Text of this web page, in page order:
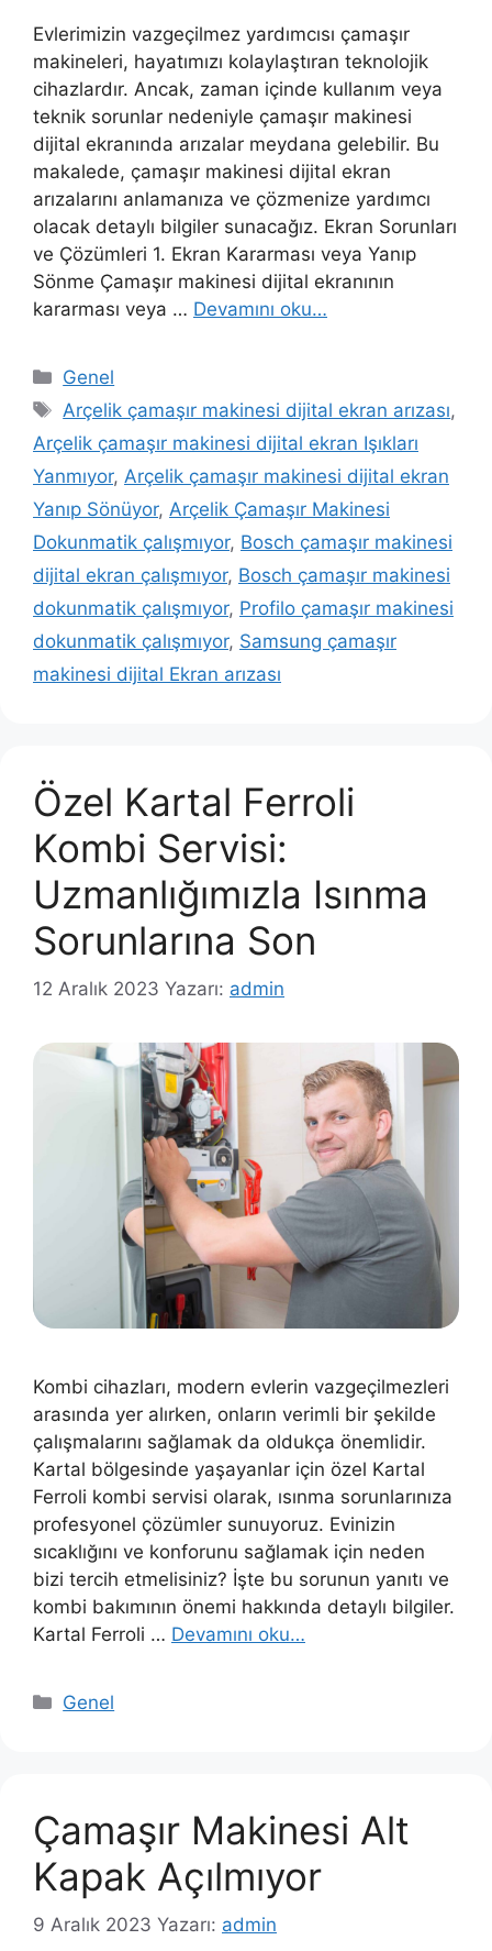
Evlerimizin vazgeçilmez yardımcısı çamaşır
makineleri, hayatımızı kolaylaştıran teknolojik
cihazlardır. Ancak, zaman içinde kullanım veya
teknik sorunlar nedeniyle çamaşır makinesi
dijital ekranında arızalar meydana gelebilir. Bu
makalede, çamaşır makinesi dijital ekran
arızalarını anlamanıza ve çözmenize yardımcı
olacak detaylı bilgiler sunacağız. Ekran Sorunları
ve Çözümleri 1. Ekran Kararması veya Yanıp
Sönme Çamaşır makinesi dijital ekranının
kararması veya … Devamını oku…
Kategoriler
Genel
Etiketler
Arçelik çamaşır makinesi dijital ekran arızası,
Arçelik çamaşır makinesi dijital ekran Işıkları
Yanmıyor, Arçelik çamaşır makinesi dijital ekran
Yanıp Sönüyor, Arçelik Çamaşır Makinesi
Dokunmatik çalışmıyor, Bosch çamaşır makinesi
dijital ekran çalışmıyor, Bosch çamaşır makinesi
dokunmatik çalışmıyor, Profilo çamaşır makinesi
dokunmatik çalışmıyor, Samsung çamaşır
makinesi dijital Ekran arızası
Özel Kartal Ferroli
Kombi Servisi:
Uzmanlığımızla Isınma
Sorunlarına Son
12 Aralık 2023 Yazarı: admin
Kombi cihazları, modern evlerin vazgeçilmezleri
arasında yer alırken, onların verimli bir şekilde
çalışmalarını sağlamak da oldukça önemlidir.
Kartal bölgesinde yaşayanlar için özel Kartal
Ferroli kombi servisi olarak, ısınma sorunlarınıza
profesyonel çözümler sunuyoruz. Evinizin
sıcaklığını ve konforunu sağlamak için neden
bizi tercih etmelisiniz? İşte bu sorunun yanıtı ve
kombi bakımının önemi hakkında detaylı bilgiler.
Kartal Ferroli … Devamını oku…
Kategoriler
Genel
Çamaşır Makinesi Alt
Kapak Açılmıyor
9 Aralık 2023 Yazarı: admin